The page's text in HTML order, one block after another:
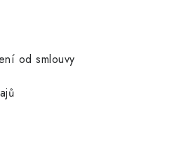
od smlouvy